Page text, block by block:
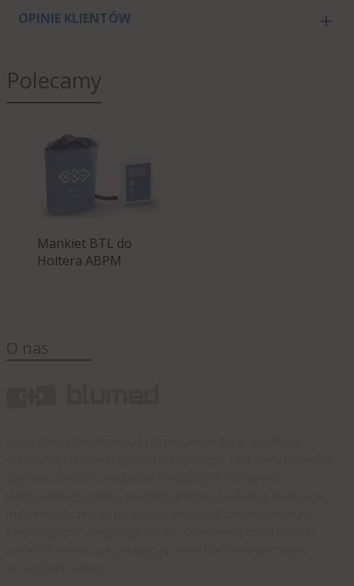
OPINIE KLIENTÓW
Polecamy
Mankiet BTL do
Holtera ABPM
O nas